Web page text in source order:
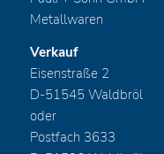
Metallwaren
Verkauf
Eisenstraße 2
D-51545 Waldbröl
oder
Postfach 3633